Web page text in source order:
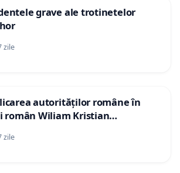
grave ale trotinetelor
zile
autorităților române în
român Wiliam Kristian
în plasament în Danemarca de
zile